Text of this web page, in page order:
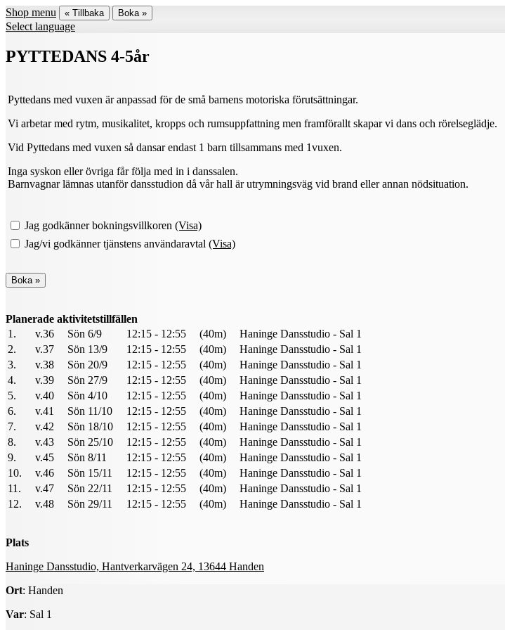
Shop menu « Tillbaka Boka »
Select language
PYTTEDANS 4-5år
Pyttedans med vuxen är anpassad för de små barnens motoriska förutsättningar.
Vi arbetar med rytm, musikalitet, kropps och rumsuppfattning men framförallt skapar vi dans och rörelseglädje.
Vid Pyttedans med vuxen så dansar endast 1 barn tillsammans med 1vuxen.
Inga syskon eller övriga får följa med in i danssalen.
Barnvagnar lämnas utanför dansstudion då vår hall är utrymningsväg vid brand eller annan nödsituation.
Jag godkänner bokningsvillkoren (Visa)
Jag/vi godkänner tjänstens användaravtal (Visa)
Planerade aktivitetstillfällen
1.
v.36 Sön 6/9 12:15 - 12:55 (40m)
Haninge Dansstudio - Sal 1
2.
v.37 Sön 13/9 12:15 - 12:55 (40m)
Haninge Dansstudio - Sal 1
3.
v.38 Sön 20/9 12:15 - 12:55 (40m)
Haninge Dansstudio - Sal 1
4.
v.39 Sön 27/9 12:15 - 12:55 (40m)
Haninge Dansstudio - Sal 1
5.
v.40 Sön 4/10 12:15 - 12:55 (40m)
Haninge Dansstudio - Sal 1
6.
v.41 Sön 11/10 12:15 - 12:55 (40m)
Haninge Dansstudio - Sal 1
7.
v.42 Sön 18/10 12:15 - 12:55 (40m)
Haninge Dansstudio - Sal 1
8.
v.43 Sön 25/10 12:15 - 12:55 (40m)
Haninge Dansstudio - Sal 1
9.
v.45 Sön 8/11 12:15 - 12:55 (40m)
Haninge Dansstudio - Sal 1
10.
v.46 Sön 15/11 12:15 - 12:55 (40m)
Haninge Dansstudio - Sal 1
11.
v.47 Sön 22/11 12:15 - 12:55 (40m)
Haninge Dansstudio - Sal 1
12.
v.48 Sön 29/11 12:15 - 12:55 (40m) Haninge Dansstudio - Sal 1
Plats
Haninge Dansstudio, Hantverkarvägen 24, 13644 Handen
Ort: Handen
Var: Sal 1